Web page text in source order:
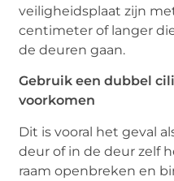
veiligheidsplaat zijn
centimeter of langer
de deuren gaan.
Gebruik een dubbel
voorkomen
Dit is vooral het geval
deur of in de deur zelf
raam openbreken en